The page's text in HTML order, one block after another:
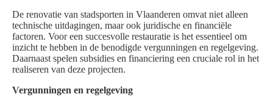
De renovatie van stadsporten in Vlaanderen omvat niet alleen
technische uitdagingen, maar ook juridische en financiële
factoren. Voor een succesvolle restauratie is het essentieel om
inzicht te hebben in de benodigde vergunningen en regelgeving.
Daarnaast spelen subsidies en financiering een cruciale rol in het
realiseren van deze projecten.
Vergunningen en regelgeving